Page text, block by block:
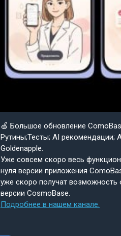
🍏 Большое обновление
Рутины;Тесты; AI рекомендации;
Goldenapple.
Уже совсем скоро весь
нуля версии приложения
уже скоро получат
версии CosmoBase.
Подробнее в нашем канале.